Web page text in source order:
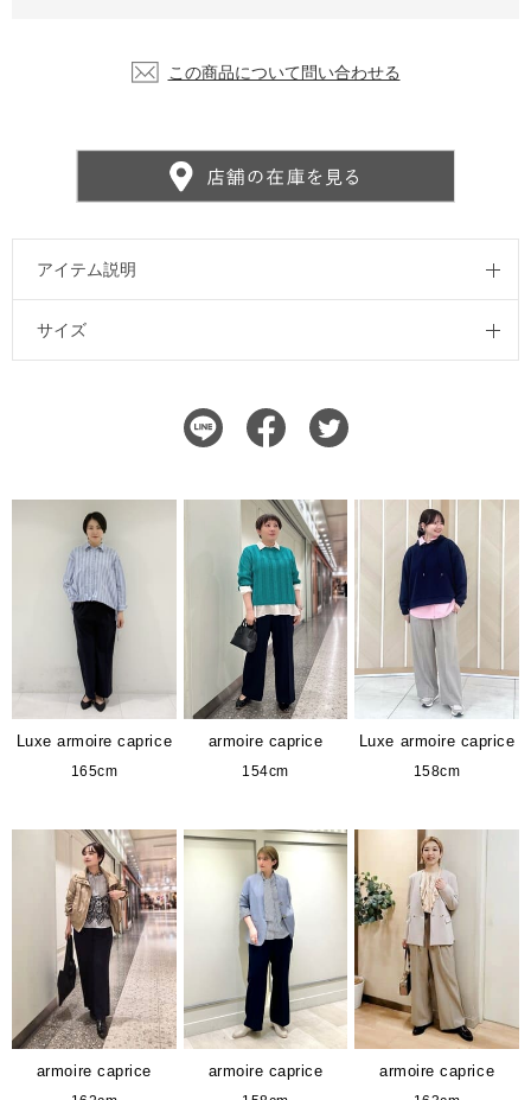
この商品について問い合わせる
アイテム説明
サイズ
Luxe armoire caprice
165cm
armoire caprice
154cm
Luxe armoire caprice
158cm
armoire caprice armoire caprice armoire caprice